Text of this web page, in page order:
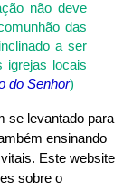
não deve
das
a ser
igrejas locais
do Senhor)
se levantado para
ensinando
Este website
sobre o